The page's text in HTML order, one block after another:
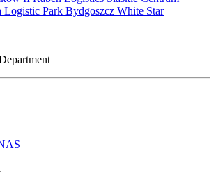
Logistic Park Bydgoszcz White Star